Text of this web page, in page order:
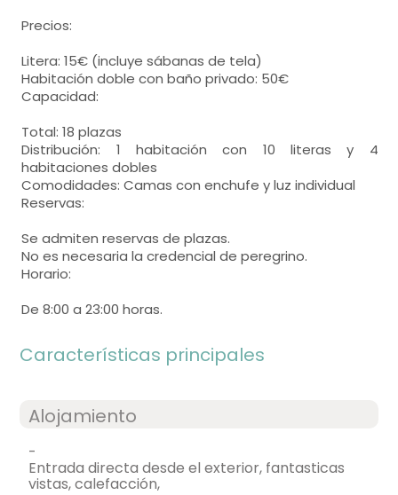
Precios:
Litera: 15€ (incluye sábanas de tela)
Habitación doble con baño privado: 50€
Capacidad:
Total: 18 plazas
Distribución: 1 habitación con 10 literas y 4
habitaciones dobles
Comodidades: Camas con enchufe y luz individual
Reservas:
Se admiten reservas de plazas.
No es necesaria la credencial de peregrino.
Horario:
De 8:00 a 23:00 horas.
Características principales
Alojamiento
-
entrada directa desde el exterior, fantasticas
vistas, calefacción,